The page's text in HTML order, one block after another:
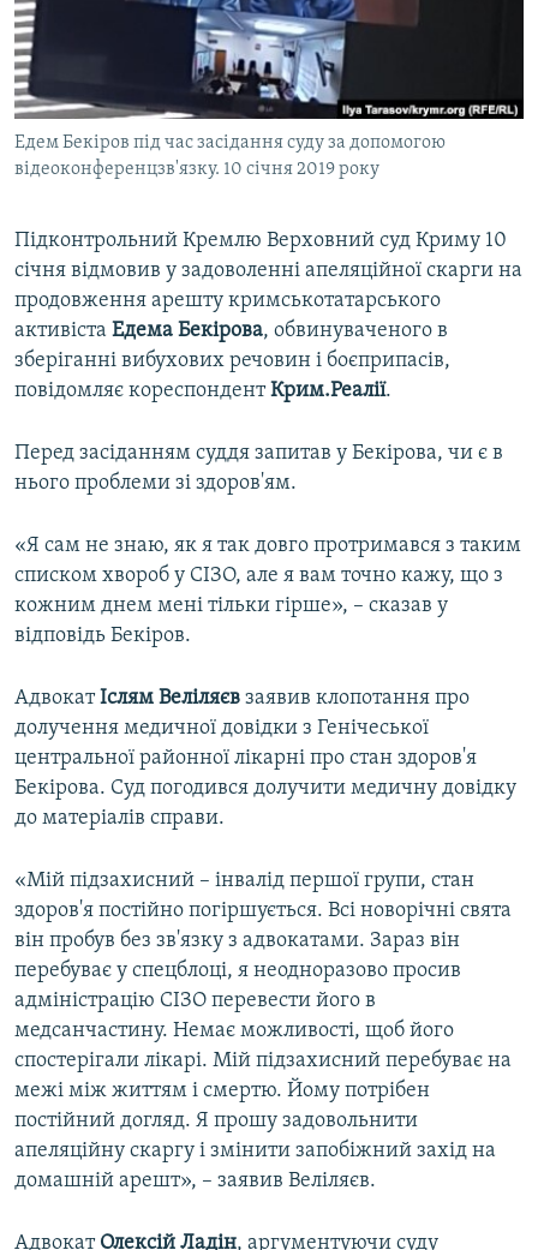
ВІДЕОУРОКИ «ELIFBE»
УКРАЇНСЬКА ПРОБЛЕМА КРИМУ
ІНФОГРАФІКА
Русский
Qırımtatar
ДОЛУЧАЙСЯ!
Усі сайти RFE/RL
Едем Бекіров під час засідання суду за допомогою
відеоконференцзв'язку. 10 січня 2019 року
Підконтрольний Кремлю Верховний суд Криму 10
січня відмовив у задоволенні апеляційної скарги на
продовження арешту кримськотатарського
активіста Едема Бекірова, обвинуваченого в
зберіганні вибухових речовин і боєприпасів,
повідомляє кореспондентКрим.Реалії.
Перед засіданням суддя запитав у Бекірова, чи є в
нього проблеми зі здоров'ям.
«Я сам не знаю, як я так довго протримався з таким
списком хвороб у СІЗО, але я вам точно кажу, що з
кожним днем мені тільки гірше», – сказав у
відповідь Бекіров.
АдвокатІслям Веліляєв заявив клопотання про
долучення медичної довідки з Генічеської
центральної районної лікарні про стан здоров'я
Бекірова. Суд погодився долучити медичну довідку
до матеріалів справи.
«Мій підзахисний – інвалід першої групи, стан
здоров'я постійно погіршується. Всі новорічні свята
він пробув без зв'язку з адвокатами. Зараз він
перебуває у спецблоці, я неодноразово просив
адміністрацію СІЗО перевести його в
медсанчастину. Немає можливості, щоб його
спостерігали лікарі. Мій підзахисний перебуває на
межі між життям і смертю. Йому потрібен
постійний догляд. Я прошу задовольнити
апеляційну скаргу і змінити запобіжний захід на
домашній арешт», – заявив Веліляєв.
Адвокат Олексій Ладін, аргументуючи суду